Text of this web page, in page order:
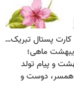
متن تبریک تولد اردیبهشت ماهی | مجموعه کارت پستال تبریک تولد اردیبهشت عاشقانه، احساسی، رسمی و دوستانه
ماهی؛
و پیام تولد
همسر، دوست و